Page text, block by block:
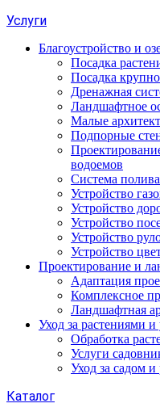
Услуги
Благоустройство и
Посадка
Посадка
Дренажная
Ландшафтное
Малые
Подпорные
водоемов
Система полива
Устройство
Устройство
Устройство
Устройство
Устройство
Проектирование и
Адаптация
Комплексное
Ландшафтная
Уход за растениями и
Обработка
Услуги
Уход за садом и
Каталог